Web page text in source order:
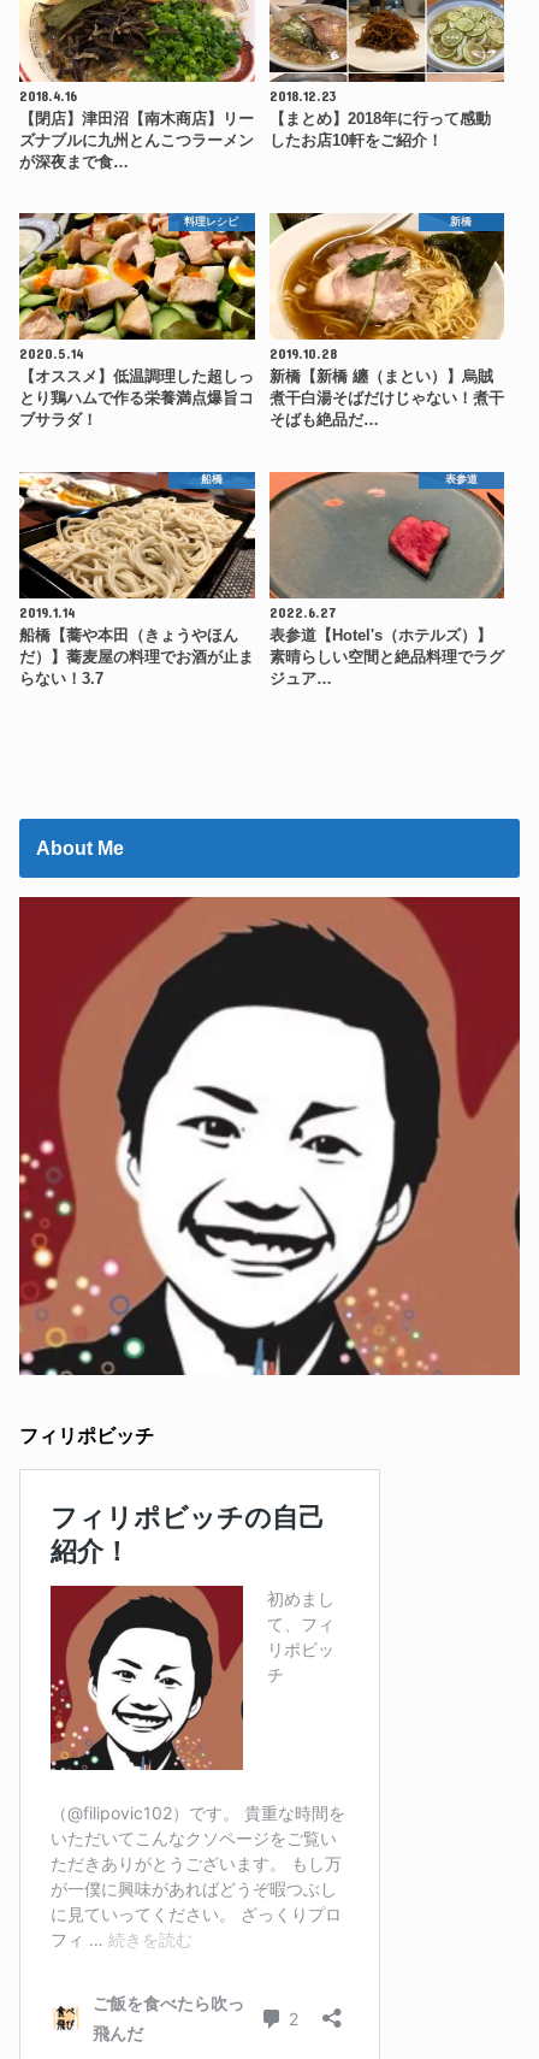
2018.4.16
【閉店】津田沼【南木商店】リー
ズナブルに九州とんこつラーメン
が深夜まで食…
2018.12.23
【まとめ】2018年に行って感動
したお店10軒をご紹介！
料理レシピ
2020.5.14
【オススメ】低温調理した超しっ
とり鶏ハムで作る栄養満点爆旨コ
ブサラダ！
新橋
2019.10.28
新橋【新橋 纏（まとい）】烏賊
煮干白湯そばだけじゃない！煮干
そばも絶品だ…
船橋
2019.1.14
船橋【蕎や本田（きょうやほん
だ）】蕎麦屋の料理でお酒が止ま
らない！3.7
表参道
2022.6.27
表参道【Hotel's（ホテルズ）】
素晴らしい空間と絶品料理でラグ
ジュア…
About Me
フィリポビッチ